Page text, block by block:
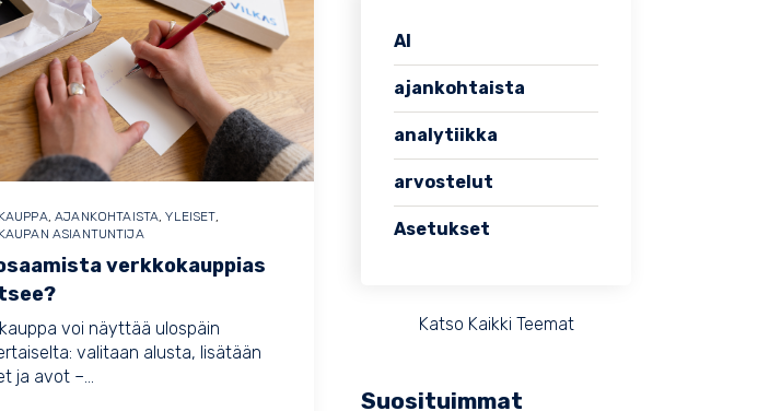
,AJANKOHTAISTA,YLEISET,
ASIANTUNTIJA
verkkokauppias
voi näyttää ulospäin
valitaan alusta, lisätään
ja avot –...
AI
ajankohtaista
analytiikka
arvostelut
Asetukset
Katso Kaikki Teemat
Suosituimmat